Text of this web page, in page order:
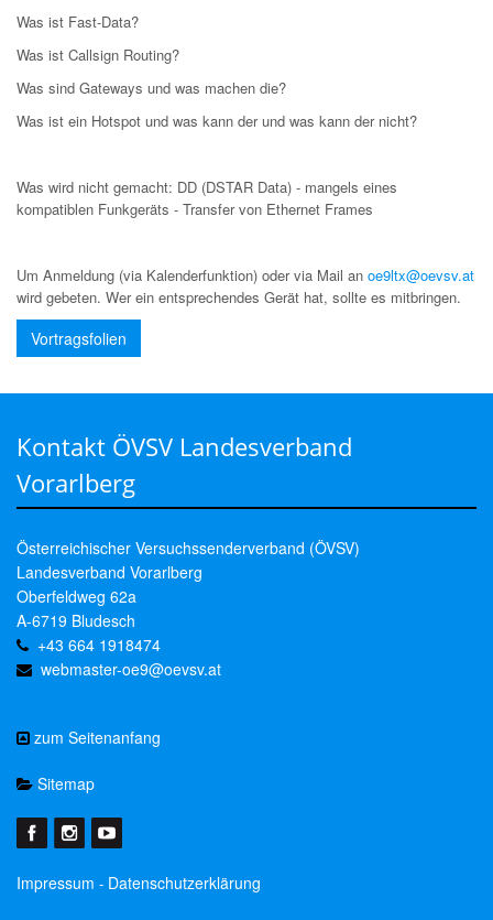
Was ist Fast-Data?
Was ist Callsign Routing?
Was sind Gateways und was machen die?
Was ist ein Hotspot und was kann der und was kann der nicht?
Was wird nicht gemacht: DD (DSTAR Data) - mangels eines
kompatiblen Funkgeräts - Transfer von Ethernet Frames
Um Anmeldung (via Kalenderfunktion) oder via Mail an oe9ltx@oevsv.at
wird gebeten. Wer ein entsprechendes Gerät hat, sollte es mitbringen.
Vortragsfolien
Kontakt ÖVSV Landesverband
Vorarlberg
Österreichischer Versuchssenderverband (ÖVSV)
Landesverband Vorarlberg
Oberfeldweg 62a
A-6719 Bludesch
+43 664 1918474
webmaster-oe9@oevsv.at
zum Seitenanfang
Sitemap
Impressum - Datenschutzerklärung